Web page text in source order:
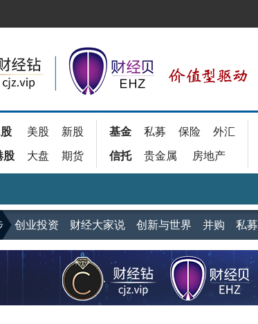
美股 新股
股 大盘 期货
基金 私募 保险 外汇
信托 贵金属 房地产
创业投资 财经大家说 创新与世界 并购 私募